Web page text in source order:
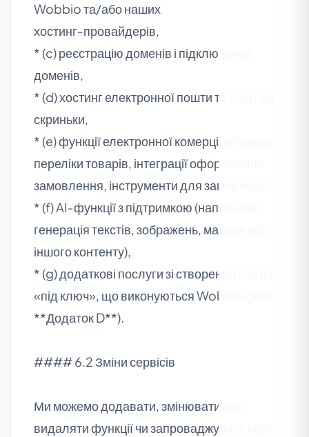
Wobbio та/або наших
хостинг‑провайдерів,
* (c) реєстрацію доменів і підключення
доменів,
* (d) хостинг електронної пошти та поштові
скриньки,
* (e) функції електронної комерції (вітрина,
переліки товарів, інтеграції оформлення
замовлення, інструменти для замовлень),
* (f) AI‑функції з підтримкою (наприклад,
генерація текстів, зображень, макетів або
іншого контенту),
* (g) додаткові послуги зі створення сайтів
«під ключ», що виконуються Wobbio (див.
**Додаток D**).
#### 6.2 Зміни сервісів
Ми можемо додавати, змінювати або
видаляти функції чи запроваджувати нові